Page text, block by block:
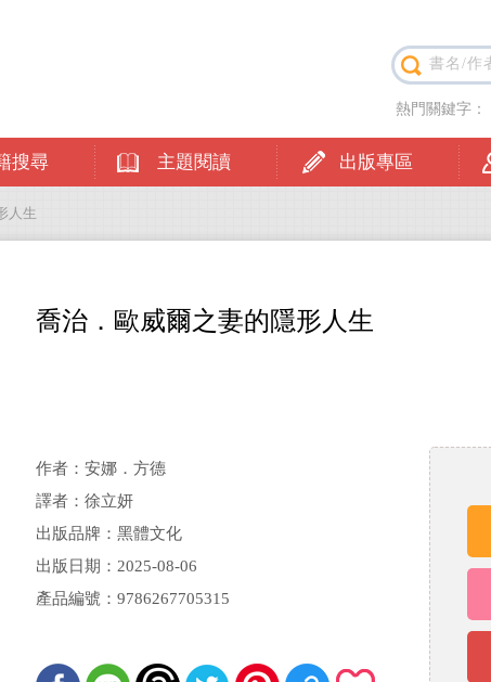
搜尋 主題閱讀 出版專區
熱門關鍵字：
人生
喬治．歐威爾之妻的隱形人生
作者：安娜．方德
譯者：徐立妍
出版品牌：黑體文化
出版日期：2025-08-06
產品編號：9786267705315